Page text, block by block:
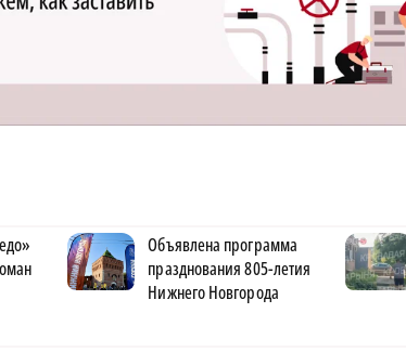
Объявлена программа
празднования 805-летия
Нижнего Новгорода